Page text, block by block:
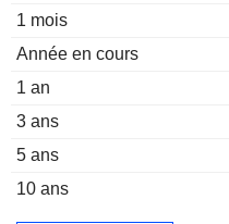
1 mois
Année en cours
1 an
3 ans
5 ans
10 ans